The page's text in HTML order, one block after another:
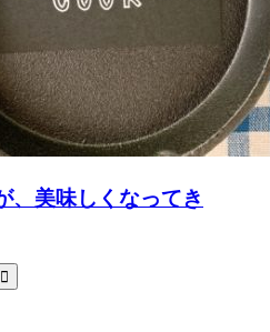
美味しくなってき